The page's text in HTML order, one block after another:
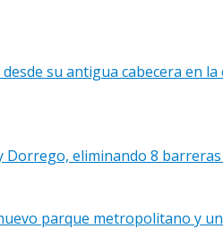
su antigua cabecera en
eliminando 8 barreras
parque metropolitano y